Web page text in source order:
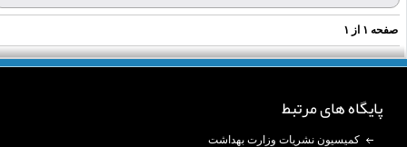
۱از ۱
پایگاه های مرتبط
کمیسیون نشریات وزارت بهداشت